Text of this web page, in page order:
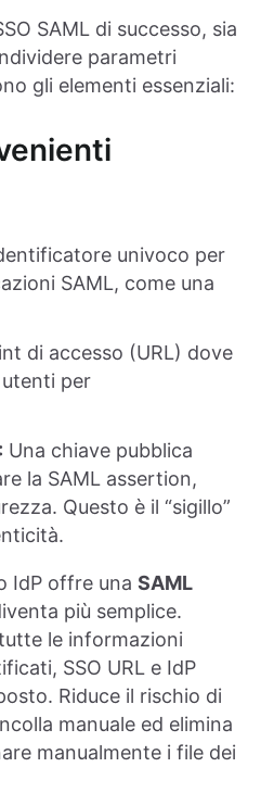
SAML di successo, sia
parametri
gli elementi essenziali:
univoco per
SAML, come una
di accesso (URL) dove
utenti per
Una chiave pubblica
la SAML assertion,
Questo è il “sigillo”
IdP offre una SAML
più semplice.
le informazioni
SSO URL e IdP
Riduce il rischio di
manuale ed elimina
manualmente i file dei